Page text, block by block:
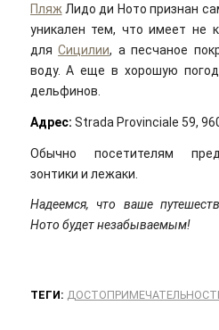
Пляж Лидо ди Ното признан
уникален тем, что имеет не
дляСицилии, а песчаное
воду. А еще в хорошую
дельфинов.
Адрес: Strada Provinciale 59,
Обычно посетителям
зонтики и лежаки.
Надеемся, что ваше
Ното будет незабываемым!
ТЕГИ: